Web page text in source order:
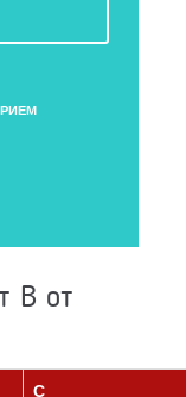
В от
С